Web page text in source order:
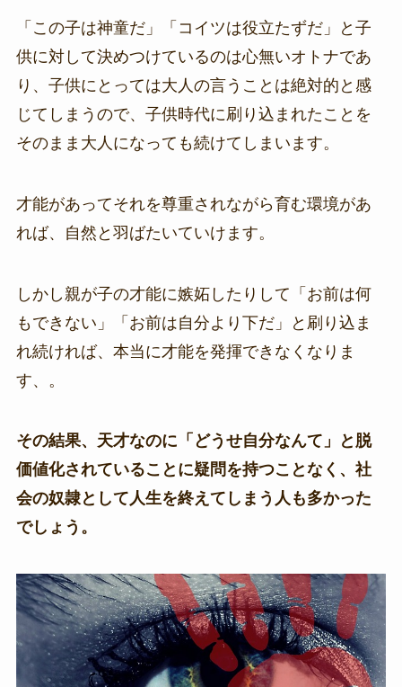
「この子は神童だ」「コイツは役立たずだ」と子
供に対して決めつけているのは心無いオトナであ
り、子供にとっては大人の言うことは絶対的と感
じてしまうので、子供時代に刷り込まれたことを
そのまま大人になっても続けてしまいます。
才能があってそれを尊重されながら育む環境があ
れば、自然と羽ばたいていけます。
しかし親が子の才能に嫉妬したりして「お前は何
もできない」「お前は自分より下だ」と刷り込ま
れ続ければ、本当に才能を発揮できなくなりま
す、。
その結果、天才なのに「どうせ自分なんて」と脱
価値化されていることに疑問を持つことなく、社
会の奴隷として人生を終えてしまう人も多かった
でしょう。